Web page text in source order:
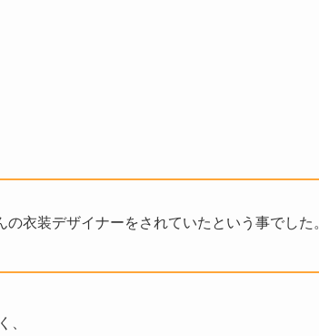
衣装デザイナーをされていたという事でした。